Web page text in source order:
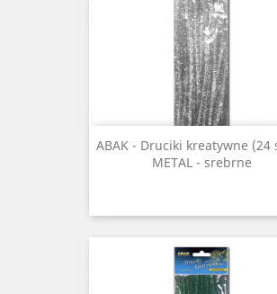
ABAK - Druciki kreatywne (24
METAL - srebrne